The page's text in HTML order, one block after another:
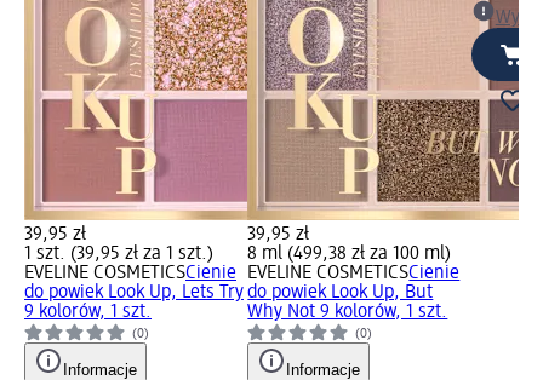
39,95 zł
1 szt. (39,95 zł za 1 szt.)
EVELINE COSMETICSCienie
do powiek Look Up, Lets Try
9 kolorów, 1 szt.
(0)
Informacje
39,95 zł
8 ml (499,38 zł za 100 ml)
EVELINE COSMETICSCienie
do powiek Look Up, But
Why Not 9 kolorów, 1 szt.
(0)
Informacje